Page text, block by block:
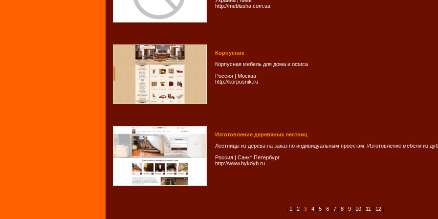
http://meblusha.com.ua
Корпусник
Корпусная мебель для дома и офиса
Россия | Москва
http://korpusnik.ru
Изготовление деревяных лестниц
Лестницы из дерева на заказ по индивидуальным проектам. Изготовление мебели из
Россия | Санкт Петербург
http://www.bykdyb.ru
| 1 | 2 | 3 | 4 | 5 | 6 | 7 | 8 | 9 | 10 | 11 | 12 |